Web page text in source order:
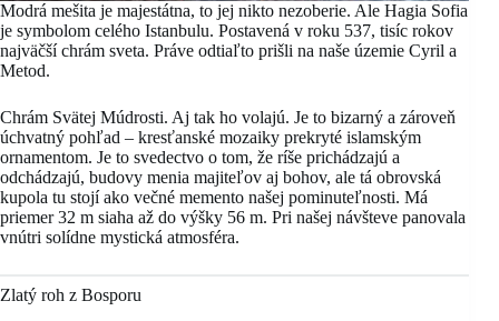
Modrá mešita je majestátna, to jej nikto nezoberie. Ale Hagia Sofia
je symbolom celého Istanbulu. Postavená v roku 537, tisíc rokov
najväčší chrám sveta. Práve odtiaľto prišli na naše územie Cyril a
Metod.
Chrám Svätej Múdrosti. Aj tak ho volajú. Je to bizarný a zároveň
úchvatný pohľad – kresťanské mozaiky prekryté islamským
ornamentom. Je to svedectvo o tom, že ríše prichádzajú a
odchádzajú, budovy menia majiteľov aj bohov, ale tá obrovská
kupola tu stojí ako večné memento našej pominuteľnosti. Má
priemer 32 m siaha až do výšky 56 m. Pri našej návšteve panovala
vnútri solídne mystická atmosféra.
Zlatý roh z Bosporu